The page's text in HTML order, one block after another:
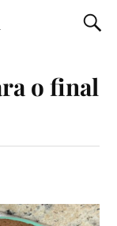
o final